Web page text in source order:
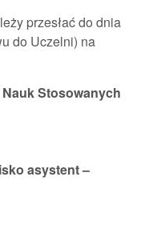
przesłać do dnia
do Uczelni) na
Stosowanych
asystent –